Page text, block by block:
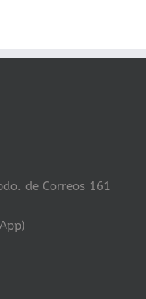
de Correos 161